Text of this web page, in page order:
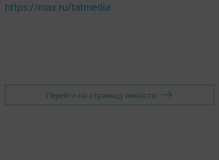
https://max.ru/tatmedia
Перейти на страницу новости